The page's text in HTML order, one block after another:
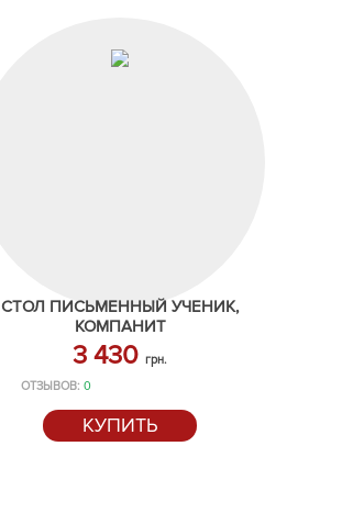
СТОЛ ПИСЬМЕННЫЙ УЧЕНИК,
КОМПАНИТ
3 430 грн.
ОТЗЫВОВ: 0
КУПИТЬ